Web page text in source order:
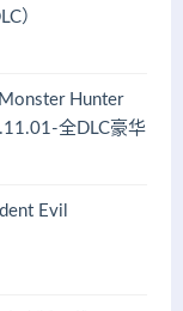
）
Hunter
全DLC豪华
Evil